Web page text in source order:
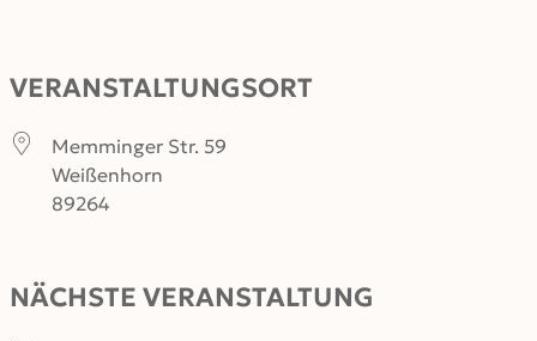
VERANSTALTUNGSORT
Memminger Str. 59
Weißenhorn
89264
NÄCHSTE VERANSTALTUNG